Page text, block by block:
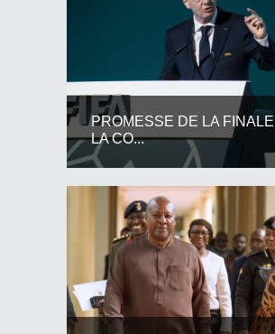
PROMESSE DE LA
LA CO...